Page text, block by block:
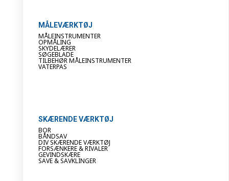
MÅLEVÆRKTØJ
MÅLEINSTRUMENTER
OPMÅLING
SKYDELÆRER
SØGEBLADE
TILBEHØR MÅLEINSTRUMENTER
VATERPAS
SKÆRENDE VÆRKTØJ
BOR
BÅNDSAV
DIV SKÆRENDE VÆRKTØJ
FORSÆNKERE & RIVALER
GEVINDSKÆRE
SAVE & SAVKLINGER